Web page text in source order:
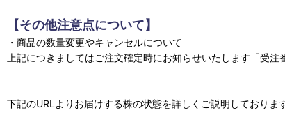
【その他注意点について】
・商品の数量変更やキャンセルについて
上記につきましてはご注文確定時にお知らせいたします「受
下記のURLよりお届けする株の状態を詳しくご説明しております